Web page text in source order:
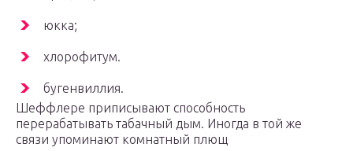
юкка;
хлорофитум.
бугенвиллия.
Шеффлере приписывают способность
перерабатывать табачный дым. Иногда в той же
связи упоминают комнатный плющ